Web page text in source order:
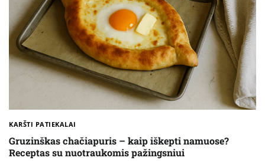
KARŠTI PATIEKALAI
Gruzinškas chačiapuris – kaip iškepti namuose?
Receptas su nuotraukomis pažingsniui